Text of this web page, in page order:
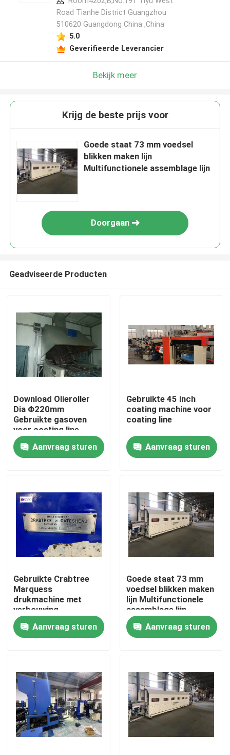
Huis
Video's
Over ons
Fabrieksreis
Kwaliteitscontrole
automatisch tinblik die machine maken
De drank kan Makend machinaal bewerken
Road Tianhe District Guangzhou
510620 Guangdong China ,China
5.0
Geverifieerde Leverancier
Bekijk meer
Krijg de beste prijs voor
Goede staat 73 mm voedsel
blikken maken lijn
Multifunctionele assemblage lijn
Doorgaan
Geadviseerde Producten
Download Olieroller
Dia Φ220mm
Gebruikte gasoven
voor coating line
Aanvraag sturen
Gebruikte 45 inch
coating machine voor
coating line
Aanvraag sturen
Gebruikte Crabtree
Marquess
drukmachine met
verbouwing
Aanvraag sturen
Goede staat 73 mm
voedsel blikken maken
lijn Multifunctionele
assemblage lijn
Aanvraag sturen